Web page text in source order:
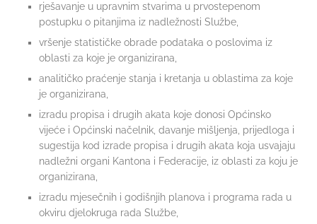
rješavanje u upravnim stvarima u prvostepenom
postupku o pitanjima iz nadležnosti Službe,
vršenje statističke obrade podataka o poslovima iz
oblasti za koje je organizirana,
analitičko praćenje stanja i kretanja u oblastima za koje
je organizirana,
izradu propisa i drugih akata koje donosi Općinsko
vijeće i Općinski načelnik, davanje mišljenja, prijedloga i
sugestija kod izrade propisa i drugih akata koja usvajaju
nadležni organi Kantona i Federacije, iz oblasti za koju je
organizirana,
izradu mjesečnih i godišnjih planova i programa rada u
okviru djelokruga rada Službe,